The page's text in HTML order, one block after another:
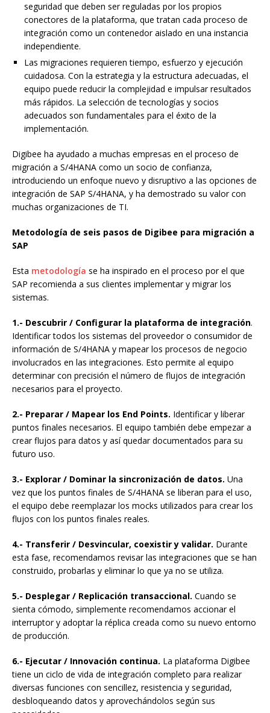
seguridad que deben ser reguladas por los propios
conectores de la plataforma, que tratan cada proceso de
integración como un contenedor aislado en una instancia
independiente.
Las migraciones requieren tiempo, esfuerzo y ejecución
cuidadosa. Con la estrategia y la estructura adecuadas, el
equipo puede reducir la complejidad e impulsar resultados
más rápidos. La selección de tecnologías y socios
adecuados son fundamentales para el éxito de la
implementación.
Digibee ha ayudado a muchas empresas en el proceso de
migración a S/4HANA como un socio de confianza,
introduciendo un enfoque nuevo y disruptivo a las opciones de
integración de SAP S/4HANA, y ha demostrado su valor con
muchas organizaciones de TI.
Metodología de seis pasos de Digibee para migración a
SAP
Esta metodología se ha inspirado en el proceso por el que
SAP recomienda a sus clientes implementar y migrar los
sistemas.
1.- Descubrir / Configurar la plataforma de integración.
Identificar todos los sistemas del proveedor o consumidor de
información de S/4HANA y mapear los procesos de negocio
involucrados en las integraciones. Esto permite al equipo
determinar con precisión el número de flujos de integración
necesarios para el proyecto.
2.- Preparar / Mapear los End Points. Identificar y liberar
puntos finales necesarios. El equipo también debe empezar a
crear flujos para datos y así quedar documentados para su
futuro uso.
3.- Explorar / Dominar la sincronización de datos. Una
vez que los puntos finales de S/4HANA se liberan para el uso,
el equipo debe reemplazar los mocks utilizados para crear los
flujos con los puntos finales reales.
4.- Transferir / Desvincular, coexistir y validar. Durante
esta fase, recomendamos revisar las integraciones que se han
construido, probarlas y eliminar lo que ya no se utiliza.
5.- Desplegar / Replicación transaccional. Cuando se
sienta cómodo, simplemente recomendamos accionar el
interruptor y adoptar la réplica creada como su nuevo entorno
de producción.
6.- Ejecutar / Innovación continua. La plataforma Digibee
tiene un ciclo de vida de integración completo para realizar
diversas funciones con sencillez, resistencia y seguridad,
desbloqueando datos y aprovechándolos según sus